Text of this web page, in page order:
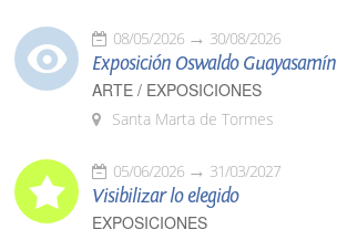
08/05/2026 30/08/2026
Exposición Oswaldo Guayasamín
ARTE / EXPOSICIONES
Santa Marta de Tormes
05/06/2026 31/03/2027
Visibilizar lo elegido
EXPOSICIONES